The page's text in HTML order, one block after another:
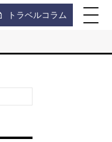
トラベルコラム